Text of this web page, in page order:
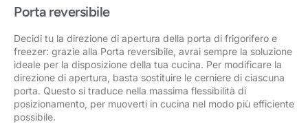
Porta reversibile
Decidi tu la direzione di apertura della porta di frigorifero e
freezer: grazie alla Porta reversibile, avrai sempre la soluzione
ideale per la disposizione della tua cucina. Per modificare la
direzione di apertura, basta sostituire le cerniere di ciascuna
porta. Questo si traduce nella massima flessibilità di
posizionamento, per muoverti in cucina nel modo più efficiente
possibile.